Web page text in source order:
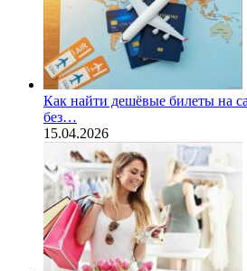
Как найти дешёвые билеты на
без…
15.04.2026